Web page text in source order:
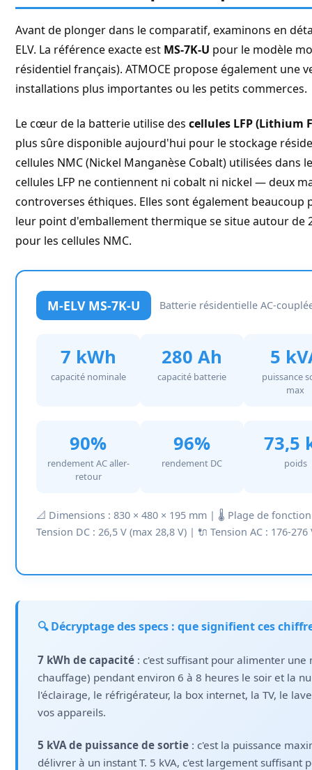
Avant de plonger dans le comparatif, examinons en
ELV. La référence exacte est MS-7K-U pour le modèle
résidentiel français). ATMOCE propose également une
installations plus importantes ou les petits commerces.
Le cœur de la batterie utilise descellules LFP (Lithium
plus sûre disponible aujourd'hui pour le stockage
cellules NMC (Nickel Manganèse Cobalt) utilisées dans
cellules LFP ne contiennent ni cobalt ni nickel — deux
controverses éthiques. Elles sont également
leur point d'emballement thermique se situe autour de
pour les cellules NMC.
M-ELV MS-7K-U Batterie résidentielle AC-
7 kWh
capacité nominale
280 Ah
capacité batterie
5
puissance
max
90%
rendement AC aller-
retour
96%
rendement DC
73,5
poids
📐 Dimensions : 830 × 480 × 195 mm | 🌡️ Plage de
Tension DC : 26,5 V (max 28,8 V) | 🔌 Tension AC : 176-276
🔍 Décryptage des specs : que signifient ces
7 kWh de capacité : c'est suffisant pour alimenter une
chauffage) pendant environ 6 à 8 heures le soir et la
l'éclairage, le réfrigérateur, la box internet, la TV, le
vos appareils.
5 kVA de puissance de sortie : c'est la puissance
délivrer à un instant T. 5 kVA, c'est largement suffisant